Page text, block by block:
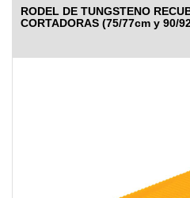
RODEL DE TUNGSTENO
CORTADORAS (75/77cm y 90/